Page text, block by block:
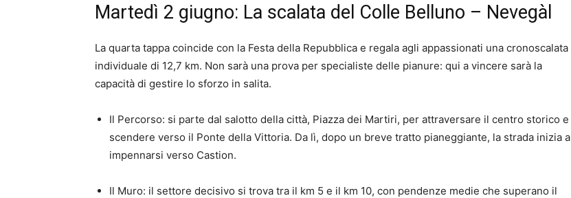
Martedì 2 giugno: La scalata del Colle Belluno – Nevegàl
La quarta tappa coincide con la Festa della Repubblica e regala agli appassionati una cronoscalata
individuale di 12,7 km. Non sarà una prova per specialiste delle pianure: qui a vincere sarà la
capacità di gestire lo sforzo in salita.
Il Percorso: si parte dal salotto della città, Piazza dei Martiri, per attraversare il centro storico e
scendere verso il Ponte della Vittoria. Da lì, dopo un breve tratto pianeggiante, la strada inizia a
impennarsi verso Castion.
Il Muro: il settore decisivo si trova tra il km 5 e il km 10, con pendenze medie che superano il